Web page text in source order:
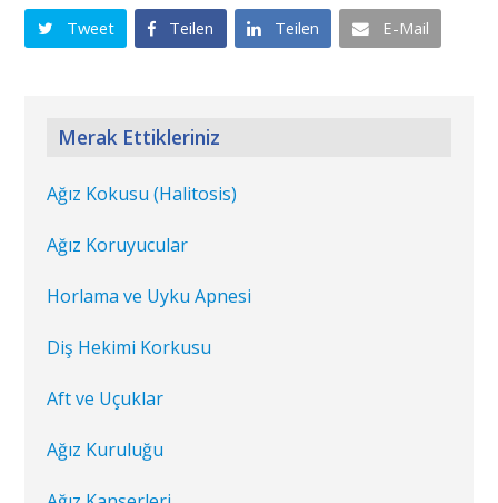
Tweet Teilen Teilen E-Mail
Merak Ettikleriniz
Ağız Kokusu (Halitosis)
Ağız Koruyucular
Horlama ve Uyku Apnesi
Diş Hekimi Korkusu
Aft ve Uçuklar
Ağız Kuruluğu